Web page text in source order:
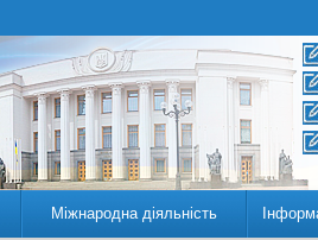
Міжнародна діяльність